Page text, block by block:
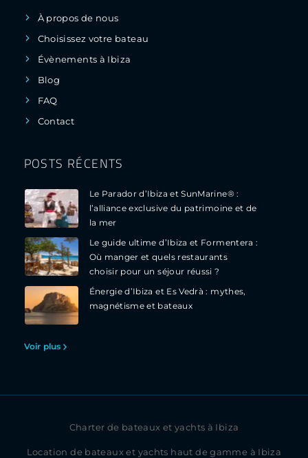
À propos de nous
Choisissez votre bateau
Évènements à Ibiza
Blog
FAQ
Contact
POSTS RÉCENTS
Le Parador d’Ibiza et SunMarine® :
l’alliance exclusive du patrimoine et de
la mer
Le guide ultime d’Ibiza et Formentera :
Où manger et quels restaurants
choisir pour un séjour réussi ?
Énergie d’Ibiza et Es Vedrà : mythes,
magnétisme et bateaux
Voir plus
Charter de bateaux et yachts à Ibiza
Location de bateaux et yachts haut de gamme à Ibiza